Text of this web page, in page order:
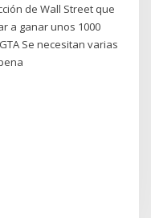
de Wall Street que
a ganar unos 1000
Se necesitan varias